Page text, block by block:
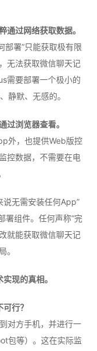
通过网络获取数据。
部署”只能获取极有限
无法获取微信聊天记
需要部署一个极小的
静默、无感的。
过浏览器查看。
外，也提供Web版控
控数据，不需要在电
无需安装任何App”
署组件。任何声称“完
就能获取微信聊天记
。
现的真相。
行？
对方手机，并进行一
包等）。这在实际监